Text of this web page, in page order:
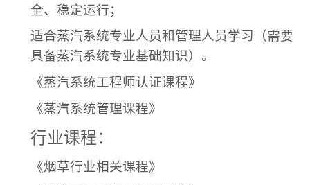
全、稳定运行；
适合蒸汽系统专业人员和管理人员学习（需要
具备蒸汽系统专业基础知识）。
《蒸汽系统工程师认证课程》
《蒸汽系统管理课程》
行业课程：
《烟草行业相关课程》